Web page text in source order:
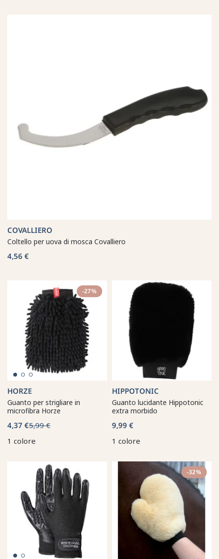
COVALLIERO
Coltello per uova di mosca Covalliero
4,56 €
-27%
HORZE
Guanto per strigliare in
microfibra Horze
4,37 €5,99 €
1 colore
HIPPOTONIC
Guanto lucidante Hippotonic
extra morbido
9,99 €
1 colore
-32%